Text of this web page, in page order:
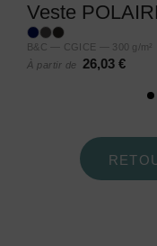
Veste
B&C — CGICE — 300 g/m²
À partir de
26,03 €